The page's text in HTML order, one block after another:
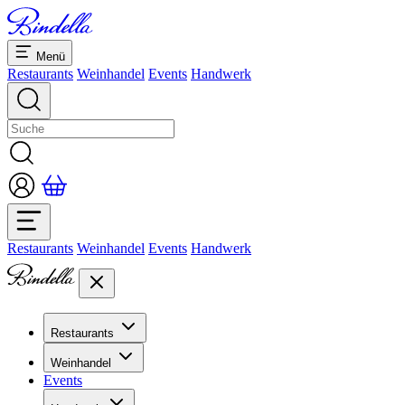
Menü
Restaurants Weinhandel Events Handwerk
Restaurants Weinhandel Events Handwerk
Restaurants
Übersicht Restaurants
Bankette & Events
Dolcezze
Weinhandel
Übersicht
Events